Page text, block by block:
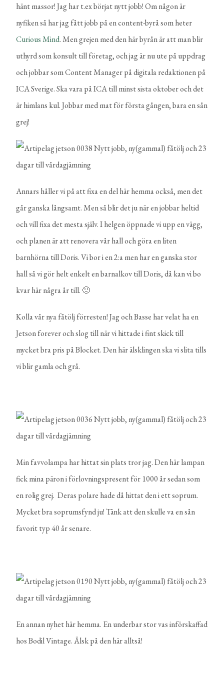
hänt massor! Jag har t.ex börjat nytt jobb! Om någon är
nyfiken så har jag fått jobb på en content-byrå som heter
Curious Mind. Men grejen med den här byrån är att man blir
uthyrd som konsult till företag, och jag är nu ute på uppdrag
och jobbar som Content Manager på digitala redaktionen på
ICA Sverige. Ska vara på ICA till minst sista oktober och det
är himlans kul. Jobbar med mat för första gången, bara en sån
grej!
Annars håller vi på att fixa en del här hemma också, men det
går ganska långsamt. Men så blir det ju när en jobbar heltid
och vill fixa det mesta själv. I helgen öppnade vi upp en vägg,
och planen är att renovera vår hall och göra en liten
barnhörna till Doris. Vi bor i en 2:a men har en ganska stor
hall så vi gör helt enkelt en barnalkov till Doris, då kan vi bo
kvar här några år till. 🙂
Kolla vår nya fåtölj förresten! Jag och Basse har velat ha en
Jetson forever och slog till när vi hittade i fint skick till
mycket bra pris på Blocket. Den här älsklingen ska vi slita tills
vi blir gamla och grå.
Min favvolampa har hittat sin plats tror jag. Den här lampan
fick mina päron i förlovningspresent för 1000 år sedan som
en rolig grej. Deras polare hade då hittat den i ett soprum.
Mycket bra soprumsfynd ju! Tänk att den skulle va en sån
favorit typ 40 år senare.
En annan nyhet här hemma. En underbar stor vas införskaffad
hos Bodil Vintage. Älsk på den här alltså!